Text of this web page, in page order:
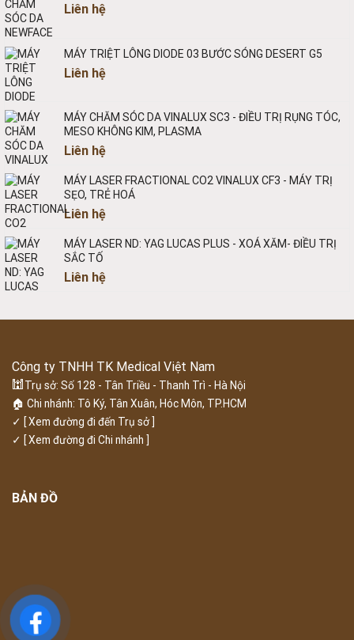
Liên hệ
MÁY TRIỆT LÔNG DIODE 03 BƯỚC SÓNG DESERT G5
Liên hệ
MÁY CHĂM SÓC DA VINALUX SC3 - ĐIỀU TRỊ RỤNG TÓC,
MESO KHÔNG KIM, PLASMA
Liên hệ
MÁY LASER FRACTIONAL CO2 VINALUX CF3 - MÁY TRỊ
SẸO, TRẺ HOÁ
Liên hệ
MÁY LASER ND: YAG LUCAS PLUS - XOÁ XĂM- ĐIỀU TRỊ
SẮC TỐ
Liên hệ
Công ty TNHH TK Medical Việt Nam
🕍 Trụ sở: Số 128 - Tân Triều - Thanh Trì - Hà Nội
🏠 Chi nhánh: Tô Ký, Tân Xuân, Hóc Môn, TP.HCM
✓ [ Xem đường đi đến Trụ sở ]
✓ [ Xem đường đi Chi nhánh ]
BẢN ĐỒ